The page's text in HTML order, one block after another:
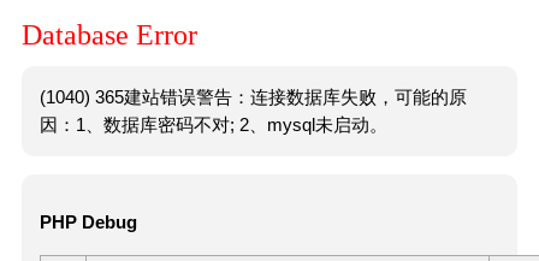
Database Error
(1040) 365建站错误警告：连接数据库失败，可能的原
因：1、数据库密码不对; 2、mysql未启动。
PHP Debug